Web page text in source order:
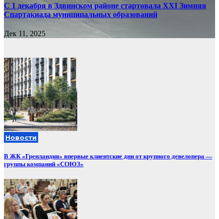
С 1 декабря в Здвинском районе стартовала XXI Зимняя
Спартакиада муниципальных образований
Дек 11, 2025
Новости
В ЖК «Гренландия» впервые клиентские дни от крупного девелопера —
группы компаний «СОЮЗ»